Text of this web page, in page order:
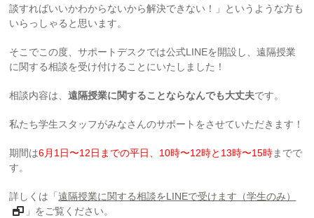
談すればいいかわからないから解決できない！」というような方も
いらっしゃると思います。
そこでこの度、サポートデスクでは公式LINEを開設し、遠隔授業
に関する相談を受け付けることにいたしました！
相談内容は、遠隔授業に関することならなんでも大丈夫です。
私たち学生スタッフがみなさんのサポートをさせていただきます！
期間は6月1日〜12日までの平日、10時〜12時と13時〜15時までで
す。
詳しくは「遠隔授業に関する相談をLINEで受けます（学生のみ）
」をご覧ください。